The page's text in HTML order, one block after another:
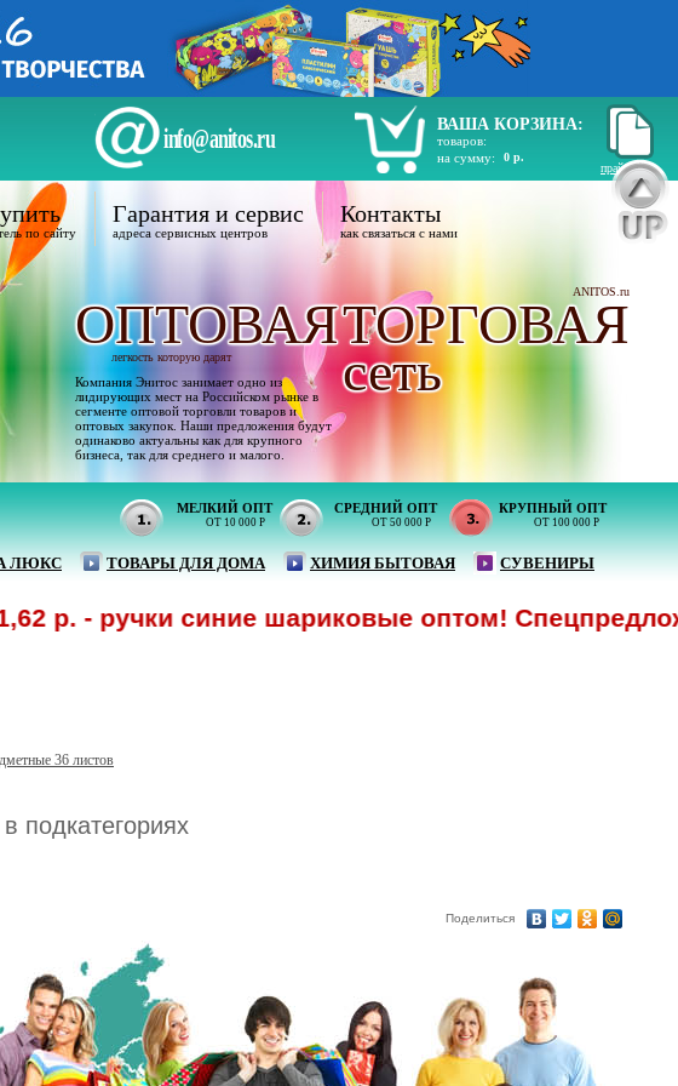
info@anitos.ru
ВАША КОРЗИНА:
товаров:
на сумму:
0 р.
прайс лист
МЕЛКИЙ ОПТ
ОТ 10 000 Р
СРЕДНИЙ ОПТ
ОТ 50 000 Р
КРУПНЫЙ ОПТ
ОТ 100 000 Р
ЛЮКС ТОВАРЫ ДЛЯ ДОМА ХИМИЯ БЫТОВАЯ СУВЕНИРЫ
по сайту
Гарантия и сервис
адреса сервисных центров
Контакты
как связаться с нами
ANITOS.ru
ОПТОВАЯТОРГОВАЯ
легкость которую дарят
Компания Энитос занимает одно из
лидирующих мест на Российском рынке в
сегменте оптовой торговли товаров и
оптовых закупок. Наши предложения будут
одинаково актуальны как для крупного
бизнеса, так для среднего и малого.
сеть
р. - ручки синие шариковые оптом!
36 листов
подкатегориях
Поделиться